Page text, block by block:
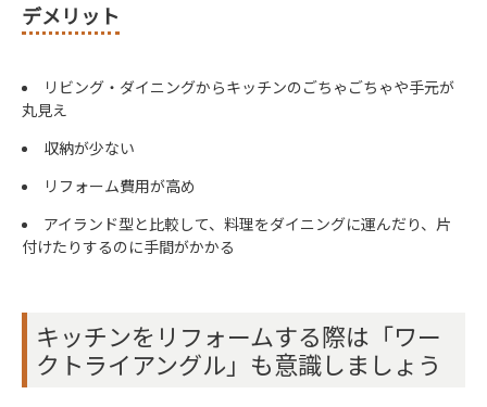
デメリット
リビング・ダイニングからキッチンのごちゃごちゃや手元が
丸見え
収納が少ない
リフォーム費用が高め
アイランド型と比較して、料理をダイニングに運んだり、片
付けたりするのに手間がかかる
キッチンをリフォームする際は「ワー
クトライアングル」も意識しましょう